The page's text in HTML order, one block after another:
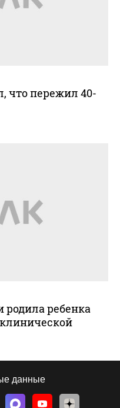
что пережил 40-
ребенка
данные